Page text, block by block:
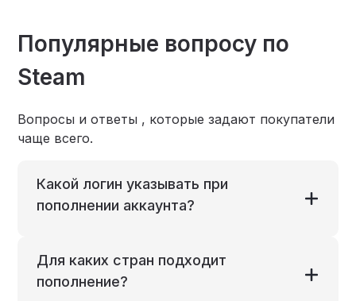
Популярные вопросу по
Steam
Вопросы и ответы , которые задают покупатели
чаще всего.
Какой логин указывать при
пополнении аккаунта?
Для каких стран подходит
пополнение?